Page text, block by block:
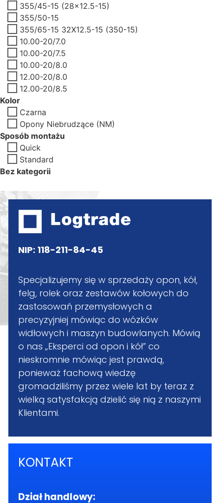
355/45-15 (28x12.5-15)
355/50-15
355/65-15 32X12.5-15 (350-15)
10.00-20/7.0
10.00-20/7.5
10.00-20/8.0
12.00-20/8.0
12.00-20/8.5
Kolor
Czarna
Opony Niebrudzące (NM)
Sposób montażu
Quick
Standard
Bez kategorii
NIP: 118-211-84-45
Specjalizujemy się w sprzedaży opon, kół,
felg, rolek oraz zestawów kołowych do
zastosowań przemysłowych a
precyzyjniej mówiąc do wózków
widłowych i maszyn budowlanych. Mówią
o nas „Eksperci od opon i kół” co
nieskromnie mówiąc jest prawdą,
ponieważ fachową wiedzę
gromadziliśmy przez wiele lat by teraz z
wielką satysfakcją dzielić się nią z naszymi
Klientami.
KONTAKT
Dział handlowy: